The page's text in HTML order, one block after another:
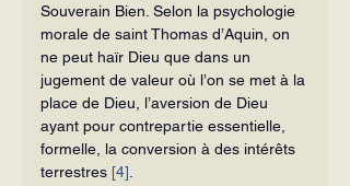
Souverain Bien. Selon la psychologie
morale de saint Thomas d’Aquin, on
ne peut haïr Dieu que dans un
jugement de valeur où l’on se met à la
place de Dieu, l’aversion de Dieu
ayant pour contrepartie essentielle,
formelle, la conversion à des intérêts
terrestres [4]